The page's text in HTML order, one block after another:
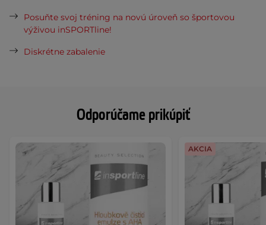
Odporúčame prikúpiť
AKCIA
Posuňte svoj tréning na novú úroveň so športovou
výživou inSPORTline!
Diskrétne zabalenie